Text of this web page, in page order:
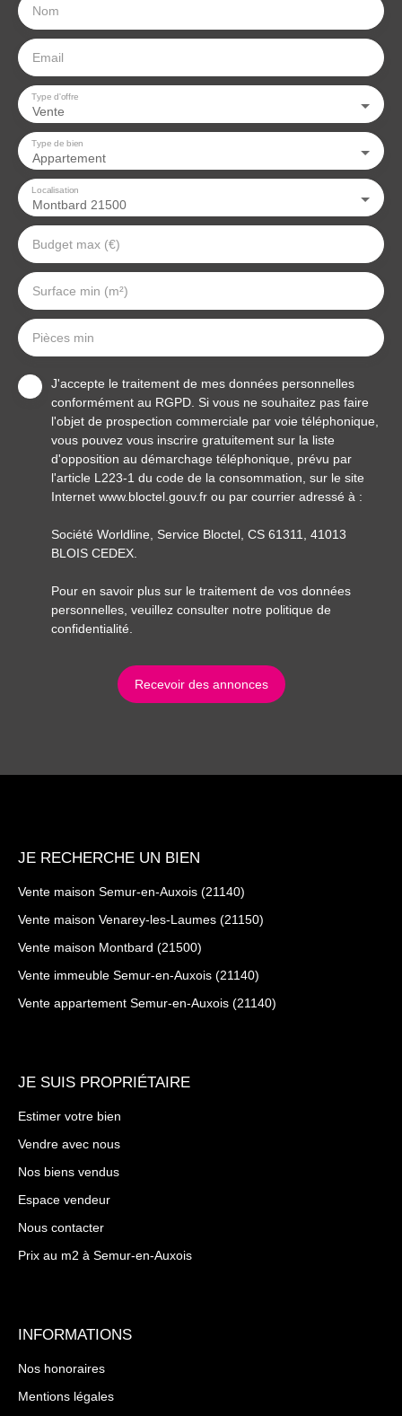
Nom
Email
Vente
Type d'offre
Appartement
Type de bien
Montbard 21500
Localisation
Budget max (€)
Surface min (m²)
Pièces min
J'accepte le traitement de mes données personnelles
conformément au RGPD. Si vous ne souhaitez pas faire
l'objet de prospection commerciale par voie téléphonique,
vous pouvez vous inscrire gratuitement sur la liste
d'opposition au démarchage téléphonique, prévu par
l'article L223-1 du code de la consommation, sur le site
Internet www.bloctel.gouv.fr ou par courrier adressé à :
Société Worldline, Service Bloctel, CS 61311, 41013
BLOIS CEDEX.
Pour en savoir plus sur le traitement de vos données
personnelles, veuillez consulter notre politique de
confidentialité.
Recevoir des annonces
JE RECHERCHE UN BIEN
Vente maison Semur-en-Auxois (21140)
Vente maison Venarey-les-Laumes (21150)
Vente maison Montbard (21500)
Vente immeuble Semur-en-Auxois (21140)
Vente appartement Semur-en-Auxois (21140)
JE SUIS PROPRIÉTAIRE
Estimer votre bien
Vendre avec nous
Nos biens vendus
Espace vendeur
Nous contacter
Prix au m2 à Semur-en-Auxois
INFORMATIONS
Nos honoraires
Mentions légales